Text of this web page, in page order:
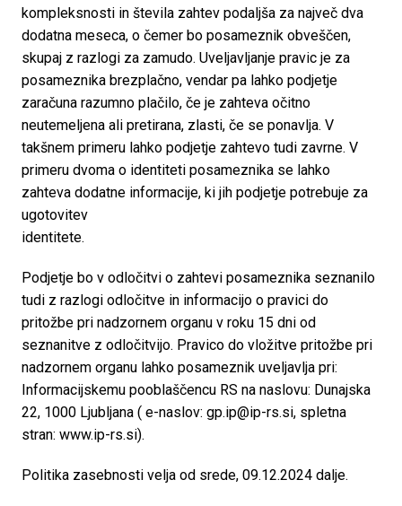
kompleksnosti in števila zahtev podaljša za največ dva
dodatna meseca, o čemer bo posameznik obveščen,
skupaj z razlogi za zamudo. Uveljavljanje pravic je za
posameznika brezplačno, vendar pa lahko podjetje
zaračuna razumno plačilo, če je zahteva očitno
neutemeljena ali pretirana, zlasti, če se ponavlja. V
takšnem primeru lahko podjetje zahtevo tudi zavrne. V
primeru dvoma o identiteti posameznika se lahko
zahteva dodatne informacije, ki jih podjetje potrebuje za
ugotovitev
identitete.
Podjetje bo v odločitvi o zahtevi posameznika seznanilo
tudi z razlogi odločitve in informacijo o pravici do
pritožbe pri nadzornem organu v roku 15 dni od
seznanitve z odločitvijo. Pravico do vložitve pritožbe pri
nadzornem organu lahko posameznik uveljavlja pri:
Informacijskemu pooblaščencu RS na naslovu: Dunajska
22, 1000 Ljubljana ( e-naslov: gp.ip@ip-rs.si, spletna
stran: www.ip-rs.si).
Politika zasebnosti velja od srede, 09.12.2024 dalje.